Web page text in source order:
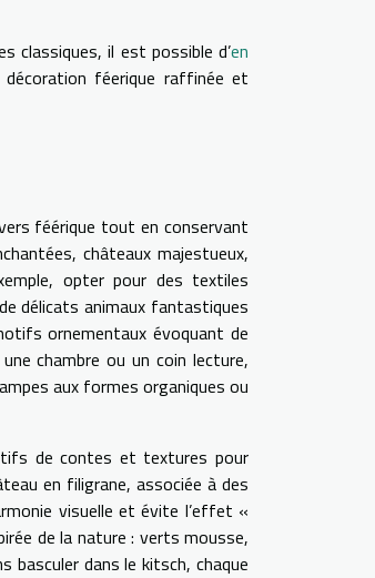
classiques, il est possible d’en
féerique raffinée et
féérique tout en conservant
châteaux majestueux,
opter pour des textiles
délicats animaux fantastiques
ornementaux évoquant de
chambre ou un coin lecture,
aux formes organiques ou
de contes et textures pour
en filigrane, associée à des
visuelle et évite l’effet «
de la nature : verts mousse,
basculer dans le kitsch, chaque